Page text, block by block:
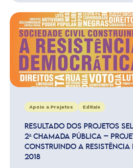
Apoio a Projetos Editais
RESULTADO DOS PROJETOS
2ª CHAMADA PÚBLICA –
CONSTRUINDO A
2018